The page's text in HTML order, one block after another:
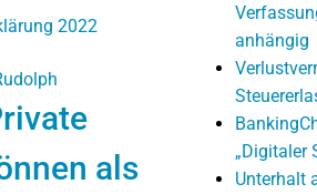
2022
als
anhängig
„Digitaler
Unterhalt